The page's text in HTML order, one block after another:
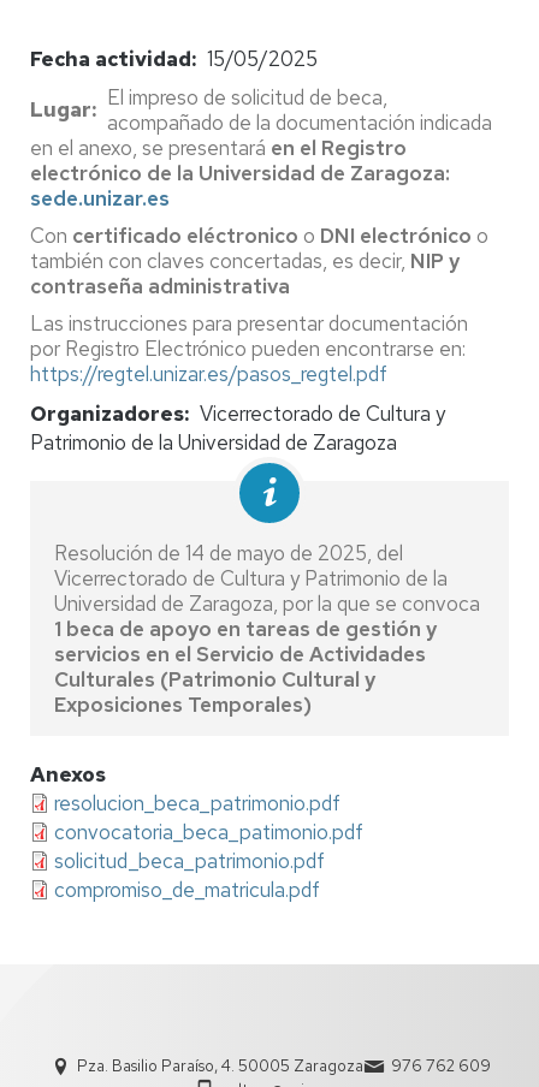
Fecha actividad
15/05/2025
Lugar
El impreso de solicitud de beca,
acompañado de la documentación indicada
en el anexo, se presentará en el Registro
electrónico de la Universidad de Zaragoza:
sede.unizar.es
Con certificado eléctronico o DNI electrónico o
también con claves concertadas, es decir, NIP y
contraseña administrativa
Las instrucciones para presentar documentación
por Registro Electrónico pueden encontrarse en:
https://regtel.unizar.es/pasos_regtel.pdf
Organizadores Vicerrectorado de Cultura y
Patrimonio de la Universidad de Zaragoza
Resolución de 14 de mayo de 2025, del
Vicerrectorado de Cultura y Patrimonio de la
Universidad de Zaragoza, por la que se convoca
1 beca de apoyo en tareas de gestión y
servicios en el Servicio de Actividades
Culturales (Patrimonio Cultural y
Exposiciones Temporales)
Anexos
resolucion_beca_patrimonio.pdf
convocatoria_beca_patimonio.pdf
solicitud_beca_patrimonio.pdf
compromiso_de_matricula.pdf
Pza. Basilio Paraíso, 4. 50005 Zaragoza
976 762 609